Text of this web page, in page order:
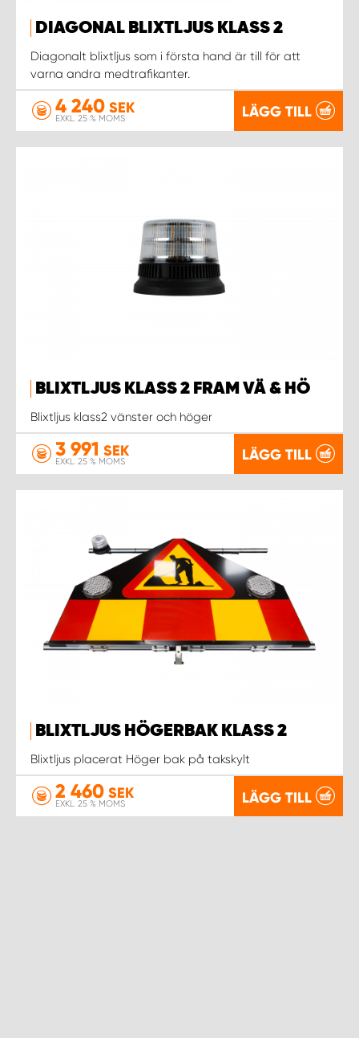
DIAGONAL BLIXTLJUS KLASS 2
Diagonalt blixtljus som i första hand är till för att
varna andra medtrafikanter.
4 240 SEK
EXKL. 25 % MOMS LÄGG TILL
BLIXTLJUS KLASS 2 FRAM VÄ & HÖ
Blixtljus klass2 vänster och höger
3 991 SEK
EXKL. 25 % MOMS LÄGG TILL
BLIXTLJUS HÖGERBAK KLASS 2
Blixtljus placerat Höger bak på takskylt
2 460 SEK
EXKL. 25 % MOMS LÄGG TILL